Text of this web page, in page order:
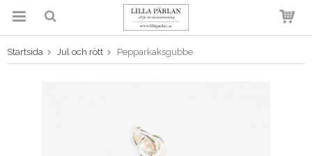
Produkten har blivit tillagd i
varukorgen
Startsida Jul och rött Pepparkaksgubbe